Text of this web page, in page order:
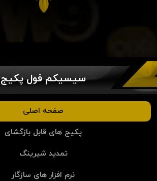
سیسیکم فول پکیج
صفحه اصلی
پکیج های قابل بازگشای
تمدید شیرینگ
نرم افزار های سازگار